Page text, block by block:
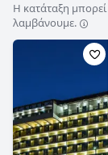
Η κατάταξη
λαμβάνουμε.